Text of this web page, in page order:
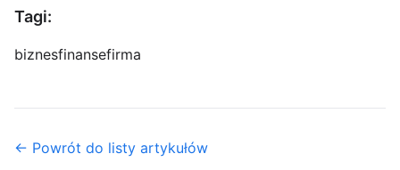
Tagi:
biznesfinansefirma
← Powrót do listy artykułów